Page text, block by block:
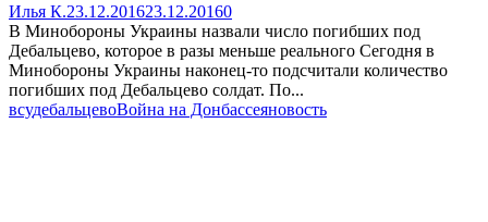
Илья К.23.12.201623.12.20160
В Минобороны Украины назвали число погибших под
Дебальцево, которое в разы меньше реального Сегодня в
Минобороны Украины наконец-то подсчитали количество
погибших под Дебальцево солдат. По...
всудебальцевоВойна на Донбассеяновость